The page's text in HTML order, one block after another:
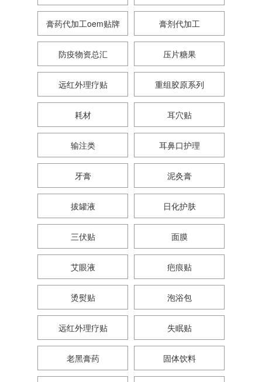
膏药代加工oem贴牌 膏剂代加工
防疫物资总汇 压片糖果
远红外理疗贴 重组胶原系列
耗材 耳穴贴
输注类 耳鼻口护理
牙膏 泥灸膏
拔罐液 日化护肤
三伏贴 面膜
艾眼液 疤痕贴
烫熨贴 泡浴包
远红外理疗贴 失眠贴
老黑膏药 固体饮料